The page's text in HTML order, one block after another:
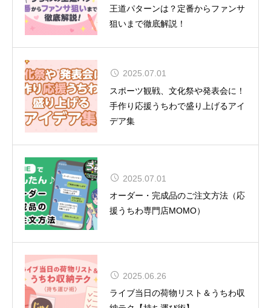
王道パターンは？定番からファンサ
狙いまで徹底解説！
2025.07.01
スポーツ観戦、文化祭や発表会に！
手作り応援うちわで盛り上げるアイ
デア集
2025.07.01
オーダー・完成品のご注文方法（応
援うちわ専門店MOMO）
2025.06.26
ライブ当日の荷物リスト＆うちわ収
ャスト＆ビジュアル解禁！
CUTIE STREET 初の全国ツアー12
都市15公演
夏uuu祭（なつまつり）開催
松田聖子、通算54作目のアルバムが
TOP10入り！女性歴代1位タイの快
挙達成